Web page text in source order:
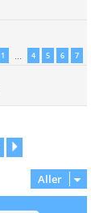
1 4 5 6 7
Aller